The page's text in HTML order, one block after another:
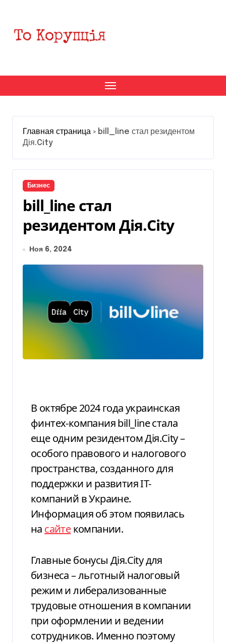
содержанию
Главная страница » bill_line стал резидентом
Дія.City
Бизнес
bill_line стал
резидентом Дія.City
Ноя 6, 2024
В октябре 2024 года украинская
финтех-компания bill_line стала
еще одним резидентом Дія.City –
особого правового и налогового
пространства, созданного для
поддержки и развития IT-
компаний в Украине.
Информация об этом появилась
на сайтекомпании.
Главные бонусы Дія.City для
бизнеса – льготный налоговый
режим и либерализованные
трудовые отношения в компании
при оформлении и ведении
сотрудников. Именно поэтому